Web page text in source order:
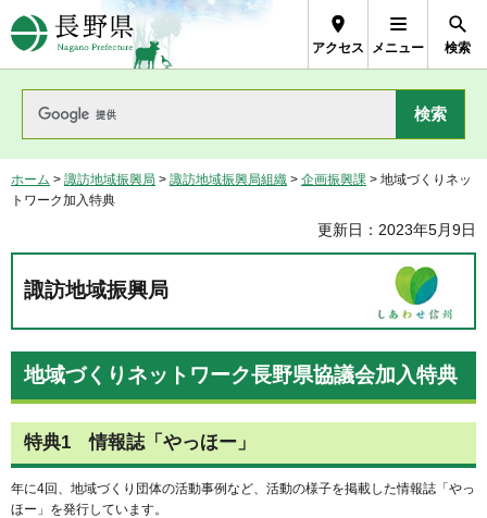
長野県Nagano Prefecture
アクセス メニュー 検索
ホーム > 諏訪地域振興局 > 諏訪地域振興局組織 > 企画振興課 > 地域づくりネッ
トワーク加入特典
更新日：2023年5月9日
諏訪地域振興局
地域づくりネットワーク長野県協議会加入特典
特典1 情報誌「やっほー」
年に4回、地域づくり団体の活動事例など、活動の様子を掲載した情報誌「やっ
ほー」を発行しています。